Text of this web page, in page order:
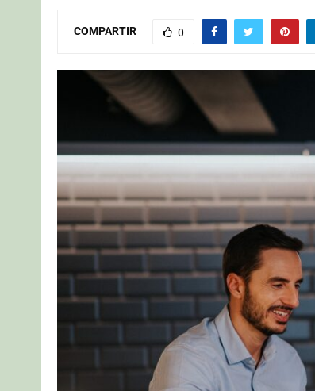
COMPARTIR 0